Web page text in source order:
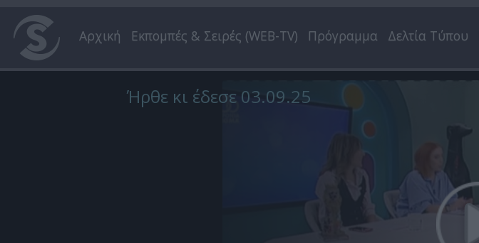
Αρχική Εκπομπές & Σειρές (WEB-TV) Πρόγραμμα Δελτία Τύπου
Ήρθε κι έδεσε 03.09.25